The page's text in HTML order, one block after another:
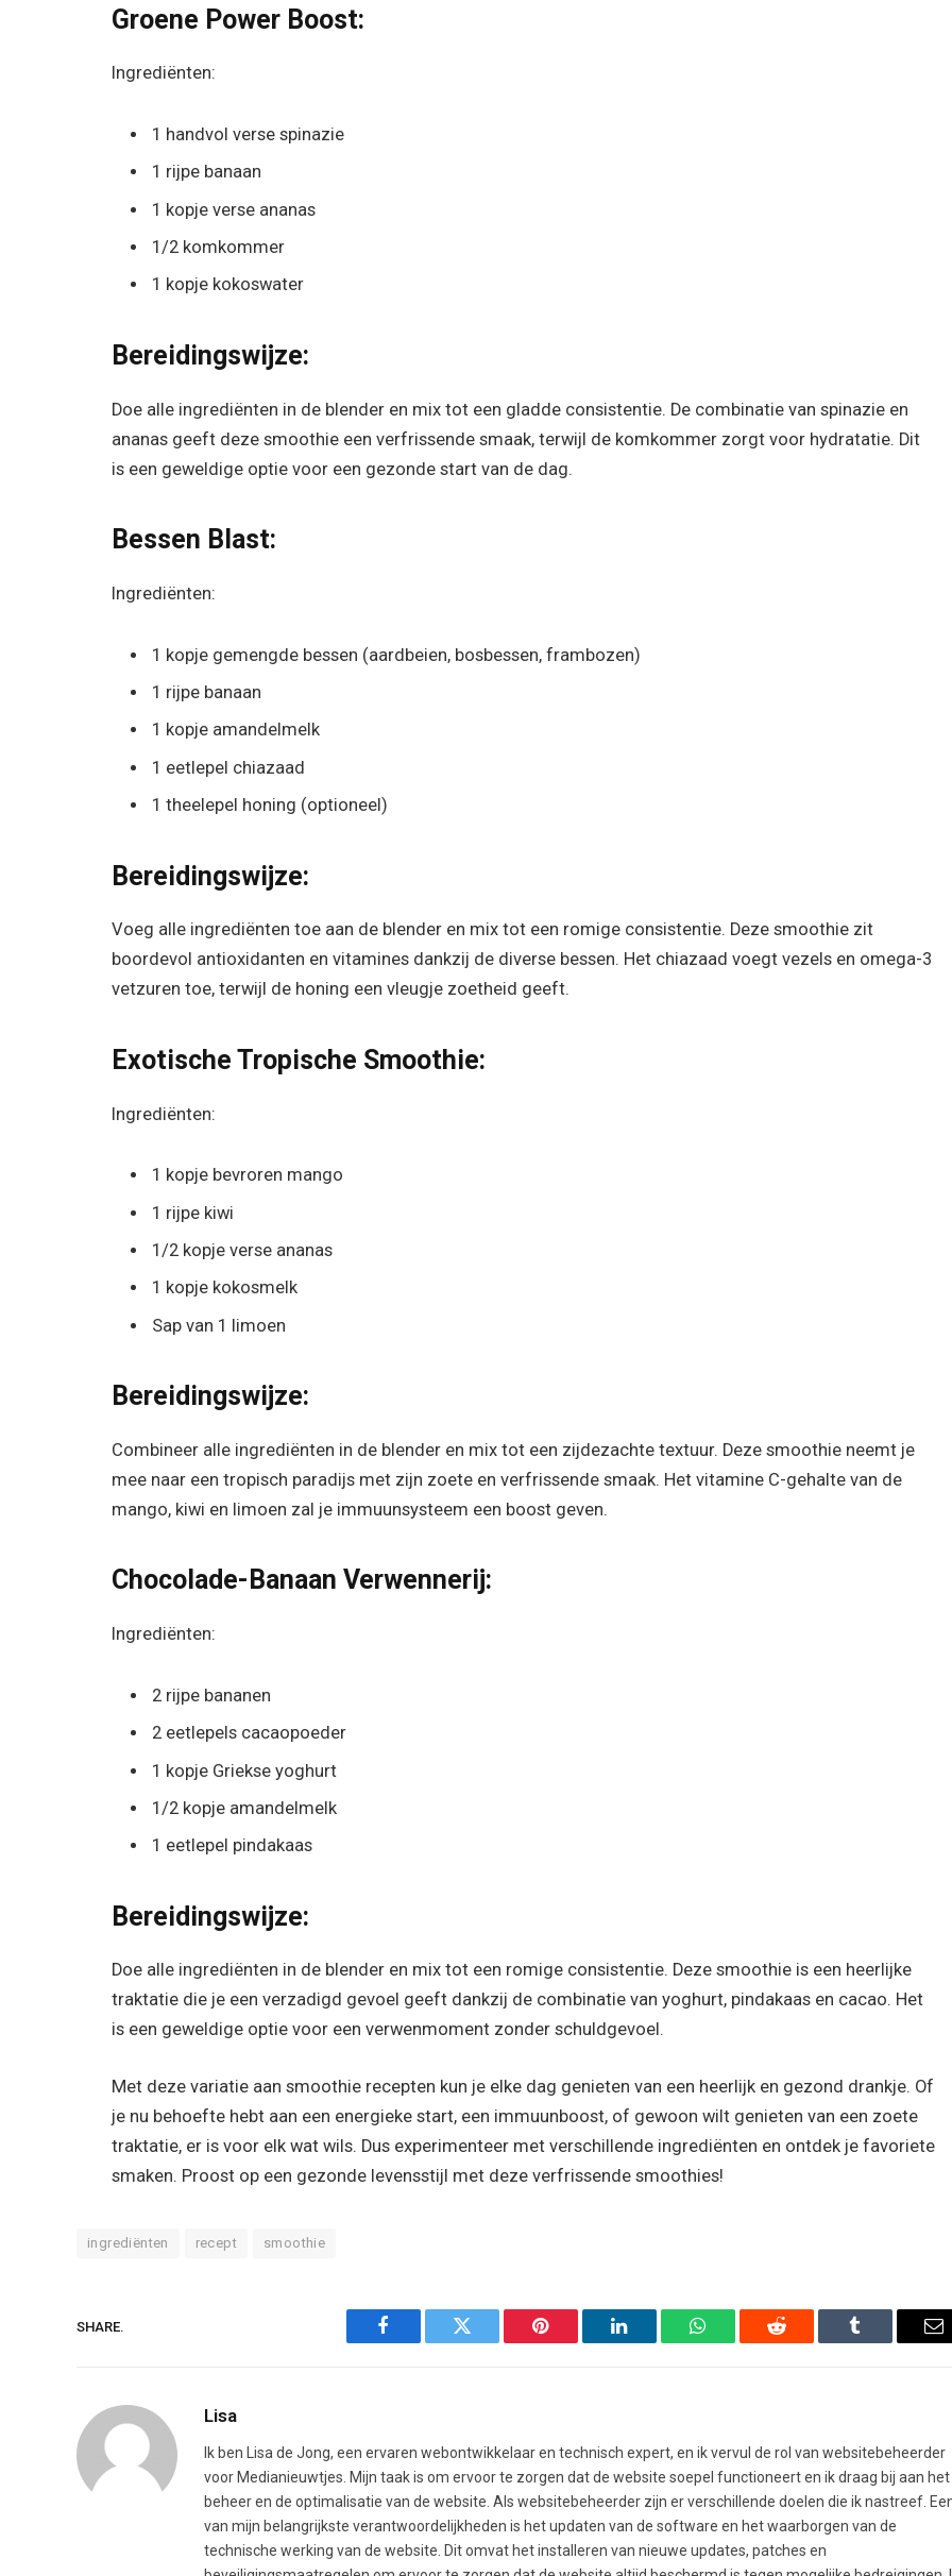
Groene Power Boost:
Ingrediënten:
1 handvol verse spinazie
1 rijpe banaan
1 kopje verse ananas
1/2 komkommer
1 kopje kokoswater
Bereidingswijze:
Doe alle ingrediënten in de blender en mix tot een gladde consistentie. De combinatie van spinazie en
ananas geeft deze smoothie een verfrissende smaak, terwijl de komkommer zorgt voor hydratatie. Dit
is een geweldige optie voor een gezonde start van de dag.
Bessen Blast:
Ingrediënten:
1 kopje gemengde bessen (aardbeien, bosbessen, frambozen)
1 rijpe banaan
1 kopje amandelmelk
1 eetlepel chiazaad
1 theelepel honing (optioneel)
Bereidingswijze:
Voeg alle ingrediënten toe aan de blender en mix tot een romige consistentie. Deze smoothie zit
boordevol antioxidanten en vitamines dankzij de diverse bessen. Het chiazaad voegt vezels en omega-3
vetzuren toe, terwijl de honing een vleugje zoetheid geeft.
Exotische Tropische Smoothie:
Ingrediënten:
1 kopje bevroren mango
1 rijpe kiwi
1/2 kopje verse ananas
1 kopje kokosmelk
Sap van 1 limoen
Bereidingswijze:
Combineer alle ingrediënten in de blender en mix tot een zijdezachte textuur. Deze smoothie neemt je
mee naar een tropisch paradijs met zijn zoete en verfrissende smaak. Het vitamine C-gehalte van de
mango, kiwi en limoen zal je immuunsysteem een boost geven.
Chocolade-Banaan Verwennerij:
Ingrediënten:
2 rijpe bananen
2 eetlepels cacaopoeder
1 kopje Griekse yoghurt
1/2 kopje amandelmelk
1 eetlepel pindakaas
Bereidingswijze:
Doe alle ingrediënten in de blender en mix tot een romige consistentie. Deze smoothie is een heerlijke
traktatie die je een verzadigd gevoel geeft dankzij de combinatie van yoghurt, pindakaas en cacao. Het
is een geweldige optie voor een verwenmoment zonder schuldgevoel.
Met deze variatie aan smoothie recepten kun je elke dag genieten van een heerlijk en gezond drankje. Of
je nu behoefte hebt aan een energieke start, een immuunboost, of gewoon wilt genieten van een zoete
traktatie, er is voor elk wat wils. Dus experimenteer met verschillende ingrediënten en ontdek je favoriete
smaken. Proost op een gezonde levensstijl met deze verfrissende smoothies!
ingrediënten recept smoothie
SHARE.
Facebook Twitter Pinterest LinkedIn WhatsAppReddit Tumblr
Lisa
Ik ben Lisa de Jong, een ervaren webontwikkelaar en technisch expert, en ik vervul de rol van websitebeheerder
voor Medianieuwtjes. Mijn taak is om ervoor te zorgen dat de website soepel functioneert en ik draag bij aan het
beheer en de optimalisatie van de website. Als websitebeheerder zijn er verschillende doelen die ik nastreef.
van mijn belangrijkste verantwoordelijkheden is het updaten van de software en het waarborgen van de
technische werking van de website. Dit omvat het installeren van nieuwe updates, patches en